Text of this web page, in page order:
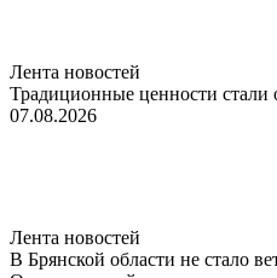
Лента новостей
Традиционные ценности стали
07.08.2026
Лента новостей
В Брянской области не стало